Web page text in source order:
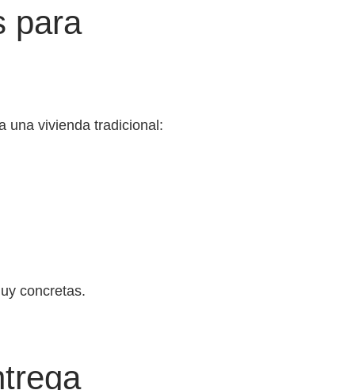
para
una vivienda tradicional:
concretas.